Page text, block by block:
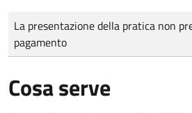
Tipo di pagamento
Importo
La presentazione della pratica non
pagamento
Cosa serve